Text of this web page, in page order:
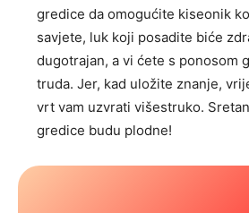
gredice da omogućite kiseonik
savjete, luk koji posadite biće
dugotrajan, a vi ćete s ponosom
truda. Jer, kad uložite znanje,
vrt vam uzvrati višestruko.
gredice budu plodne!